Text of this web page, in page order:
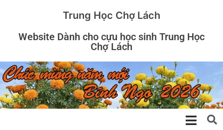
Trung Học Chợ Lách
Website Dành cho cựu học sinh Trung Học
Chợ Lách